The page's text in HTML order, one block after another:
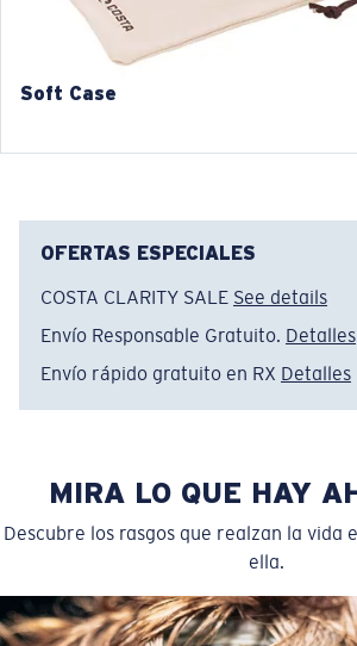
34.1 mm
35.4 mm
5. Longitud de la patilla:
Ajuste Regular
Regular
Soft Case
OFERTAS ESPECIALES
COSTA CLARITY SALE See details
Envío Responsable Gratuito. Detalles
Envío rápido gratuito en RX Detalles
MIRA LO QUE HAY
Descubre los rasgos que realzan la vida
ella.